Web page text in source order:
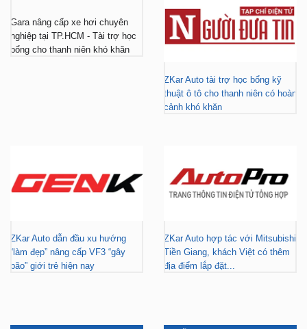
Gara nâng cấp xe hơi chuyên
nghiệp tại TP.HCM - Tài trợ học
bổng cho thanh niên khó khăn
ZKar Auto tài trợ học bổng kỹ
thuật ô tô cho thanh niên có hoàn
cảnh khó khăn
ZKar Auto dẫn đầu xu hướng
“làm đẹp” nâng cấp VF3 “gây
bão” giới trẻ hiện nay
ZKar Auto hợp tác với Mitsubishi
Tiền Giang, khách Việt có thêm
địa điểm lắp đặt...